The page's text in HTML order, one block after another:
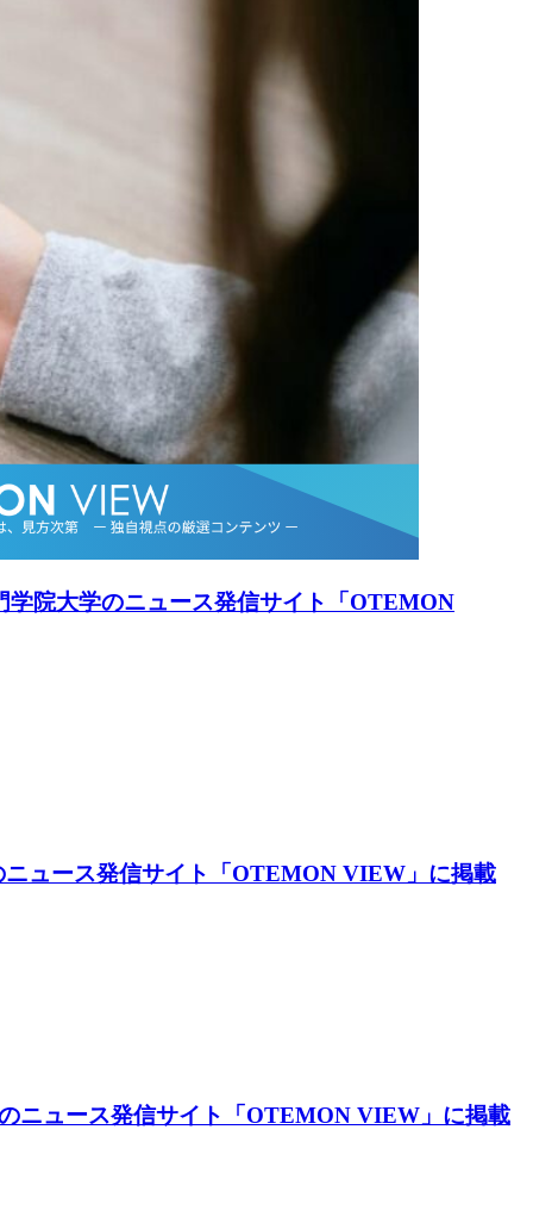
院大学のニュース発信サイト「OTEMON
ュース発信サイト「OTEMON VIEW」に掲載
ニュース発信サイト「OTEMON VIEW」に掲載